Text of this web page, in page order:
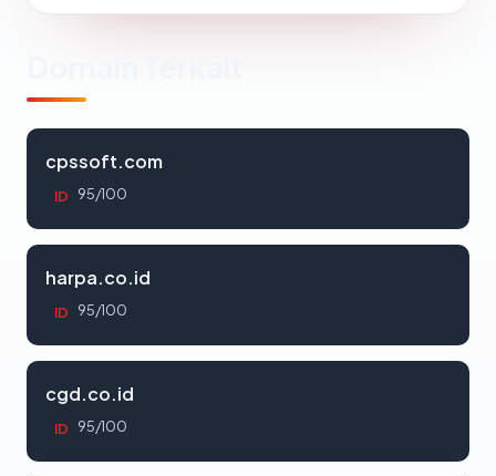
cpssoft.com
ID 95/100
harpa.co.id
ID 95/100
cgd.co.id
ID 95/100